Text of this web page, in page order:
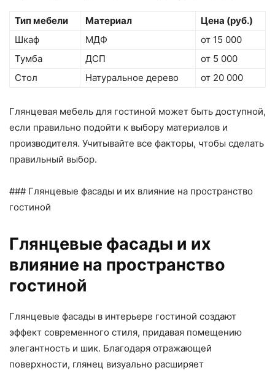
Тип мебели Материал
Цена (руб.)
Шкаф
МДФ
от 15 000
Тумба
ДСП
от 5 000
Стол
Натуральное дерево от 20 000
Глянцевая мебель для гостиной может быть доступной,
если правильно подойти к выбору материалов и
производителя. Учитывайте все факторы, чтобы сделать
правильный выбор.
### Глянцевые фасады и их влияние на пространство
гостиной
Глянцевые фасады и их
влияние на пространство
гостиной
Глянцевые фасады в интерьере гостиной создают
эффект современного стиля, придавая помещению
элегантность и шик. Благодаря отражающей
поверхности, глянец визуально расширяет